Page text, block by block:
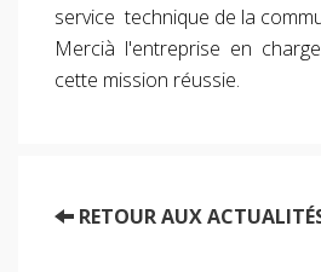
service technique de la
Mercià l'entreprise en
cette mission réussie.
RETOUR AUX